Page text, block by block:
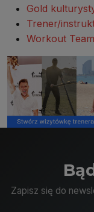
Gold
Trener/
Workout Team
Zapisz się do